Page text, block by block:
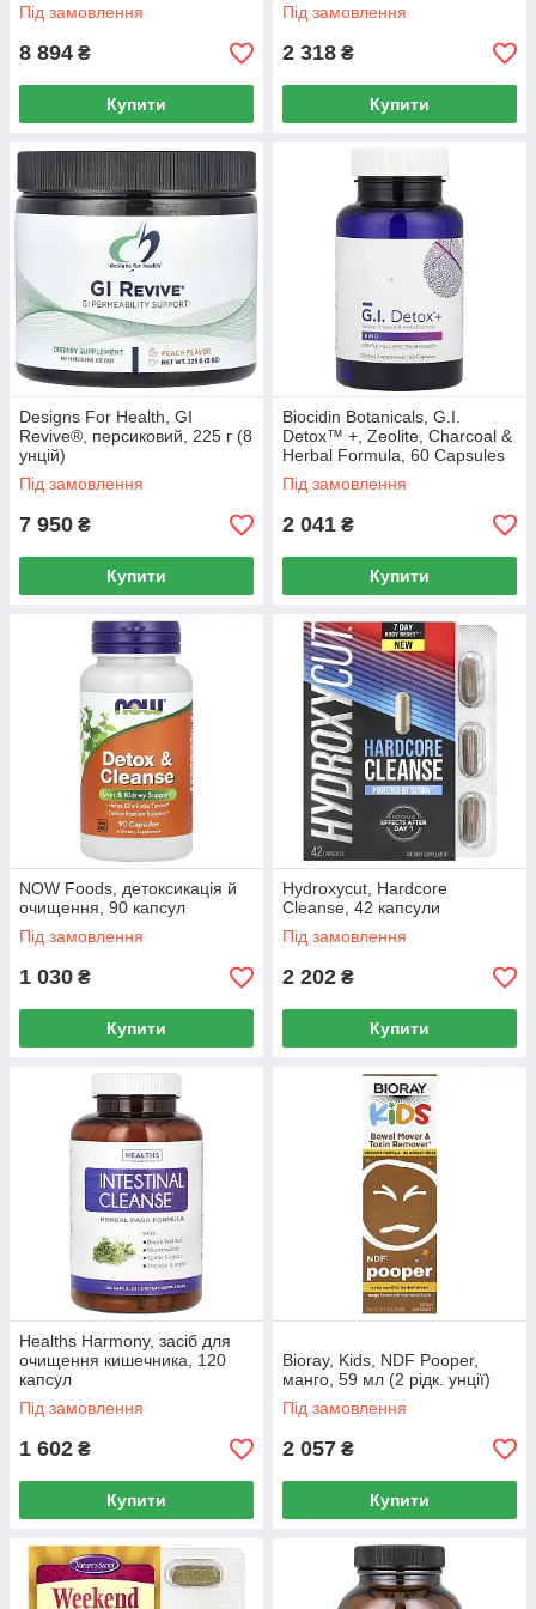
Під замовлення
8 894 ₴
Купити
Під замовлення
2 318 ₴
Купити
Designs For Health, GI
Revive®, персиковий, 225 г (8
унцій)
Під замовлення
7 950 ₴
Купити
Biocidin Botanicals, G.I.
Detox™ +, Zeolite, Charcoal &
Herbal Formula, 60 Capsules
Під замовлення
2 041 ₴
Купити
NOW Foods, детоксикація й
очищення, 90 капсул
Під замовлення
1 030 ₴
Купити
Hydroxycut, Hardcore
Cleanse, 42 капсули
Під замовлення
2 202 ₴
Купити
Healths Harmony, засіб для
очищення кишечника, 120
капсул
Під замовлення
1 602 ₴
Купити
Bioray, Kids, NDF Pooper,
манго, 59 мл (2 рідк. унції)
Під замовлення
2 057 ₴
Купити